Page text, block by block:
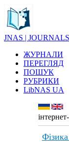
JNAS |
ЖУРНАЛИ
ПЕРЕГЛЯД
ПОШУК
РУБРИКИ
LibNAS UA